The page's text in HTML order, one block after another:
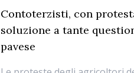
Contoterzisti, con
soluzione a tante
pavese